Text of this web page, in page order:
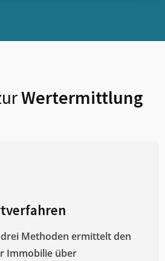
Wertermittlung
Methoden ermittelt den
Immobilie über